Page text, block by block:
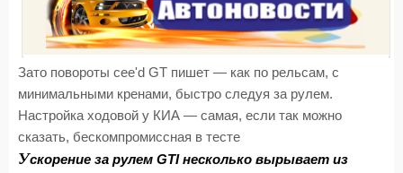
Зато повороты cee'd GT пишет — как по рельсам, с
минимальными кренами, быстро следуя за рулем.
Настройка ходовой у КИА — самая, если так можно
сказать, бескомпромиссная в тесте
Ускорение за рулем GTI несколько вырывает из